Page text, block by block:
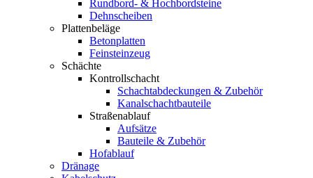
Rundbord- & Hochbordsteine
Dehnscheiben
Plattenbeläge
Betonplatten
Feinsteinzeug
Schächte
Kontrollschacht
Schachtabdeckungen & Zubehör
Kanalschachtbauteile
Straßenablauf
Aufsätze
Bauteile & Zubehör
Hofablauf
Dränage